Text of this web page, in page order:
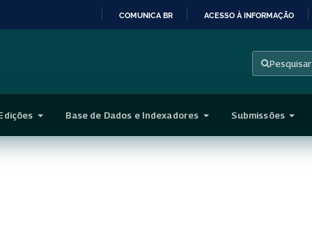
CONTEÚDO
COMUNICA BR ACESSO À INFORMAÇÃO
Pesquisar
Base de Dados e Indexadores Submissões